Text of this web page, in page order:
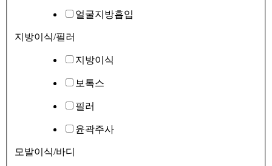
얼굴지방흡입
지방이식/필러
지방이식
보톡스
필러
윤곽주사
모발이식/바디